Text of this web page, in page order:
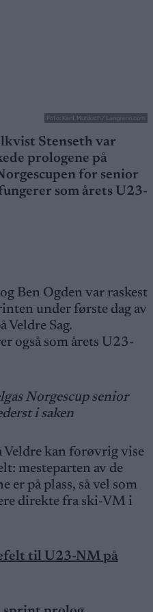
Foto: Kent Murdoch / Langrenn.com
Stenseth var
prologene på
for senior
som årets U23-
Ben Ogden var raskest
under første dag av
Veldre Sag.
også som årets U23-
Norgescup senior
i saken
Veldre kan forøvrig vise
mesteparten av de
er på plass, så vel som
direkte fra ski-VM i
til U23-NM på